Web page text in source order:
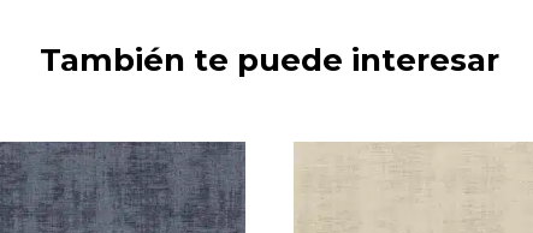
También te puede interesar